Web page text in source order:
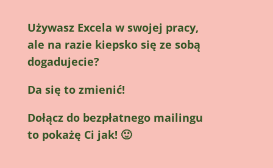
Używasz Excela w swojej pracy,
ale na razie kiepsko się ze sobą
dogadujecie?
Da się to zmienić!
Dołącz do bezpłatnego mailingu
to pokażę Ci jak! 🙂